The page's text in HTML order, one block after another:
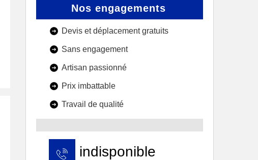
Nos engagements
Devis et déplacement gratuits
Sans engagement
Artisan passionné
Prix imbattable
Travail de qualité
indisponible